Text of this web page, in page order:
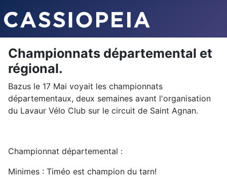
Championnats départemental et
régional.
Bazus le 17 Mai voyait les championnats
départementaux, deux semaines avant l'organisation
du Lavaur Vélo Club sur le circuit de Saint Agnan.
Championnat départemental :
Minimes : Timéo est champion du tarn!